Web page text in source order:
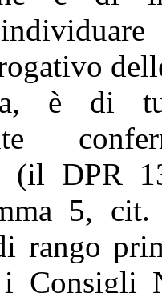
è di
(il DPR
5,
rango
Consigli